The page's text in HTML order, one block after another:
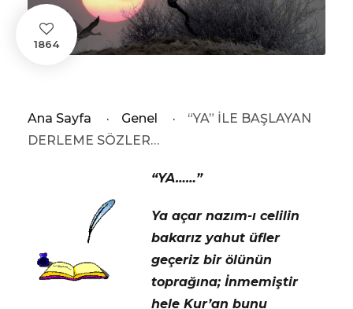
1864
Ana Sayfa · Genel ·
“YA” İLE BAŞLAYAN
DERLEME SÖZLER…
“YA……”
Ya açar nazım-ı celilin
bakarız yahut üfler
geçeriz bir ölünün
toprağına; İnmemiştir
hele Kur’an bunu